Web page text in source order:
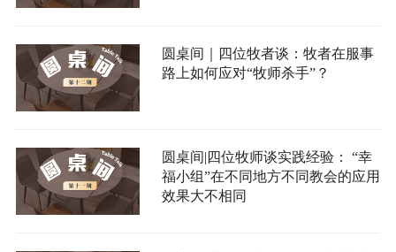
圆桌间｜四位牧者谈：牧者在服事
路上如何应对“牧师杀手”？
圆桌间|四位牧师谈实践经验： “幸
福小组”在不同地方不同教会的应用
效果大不相同